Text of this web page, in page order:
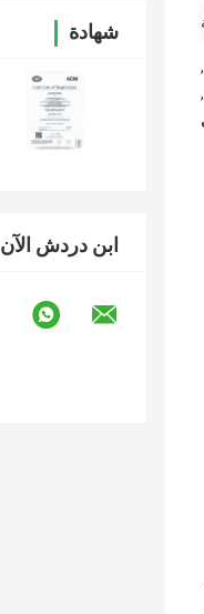
شهادة
ابن دردش الآن
,
,